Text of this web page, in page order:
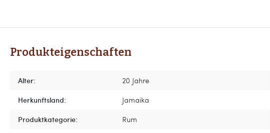
Produkteigenschaften
Alter:
20 Jahre
Herkunftsland:
Jamaika
Produktkategorie:
Rum